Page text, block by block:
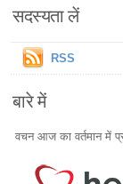
सदस्यता लें
RSS
बारे में
वचन आज का वर्तमान में